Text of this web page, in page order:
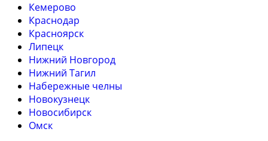
Кемерово
Краснодар
Красноярск
Липецк
Нижний Новгород
Нижний Тагил
Набережные челны
Новокузнецк
Новосибирск
Омск